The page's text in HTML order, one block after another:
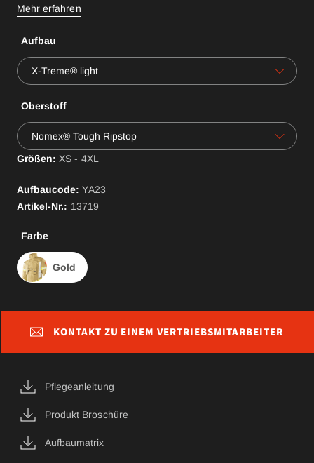
Mehr erfahren
X-Treme® light
Aufbau
Nomex® Tough Ripstop
Oberstoff
Größen: XS - 4XL
Aufbaucode: YA23
Artikel-Nr.: 13719
Farbe
Gold
KONTAKT ZU EINEM VERTRIEBSMITARBEITER
Pflegeanleitung
Produkt Broschüre
Aufbaumatrix